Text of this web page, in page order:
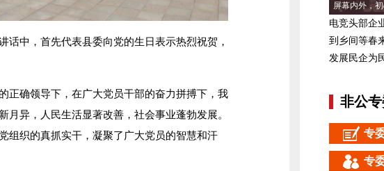
中，首先代表县委向党的生日表示热烈祝贺，
确领导下，在广大党员干部的奋力拼搏下，我
月异，人民生活显著改善，社会事业蓬勃发展。
组织的真抓实干，凝聚了广大党员的智慧和汗
屏幕内外，
电竞头部企
到乡间等春
发展民企为
非公
专
专